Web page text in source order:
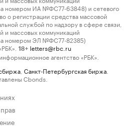
номером ИА №ФС77-63848) и сетевого
о регистрации средства массовой
службой по надзору в сфере связи,
и массовых коммуникаций
номером ЭЛ №ФС77-82385)
18+ letters@rbc.ru
агентство «РБК».
Санкт-Петербургская биржа
Cbonds.